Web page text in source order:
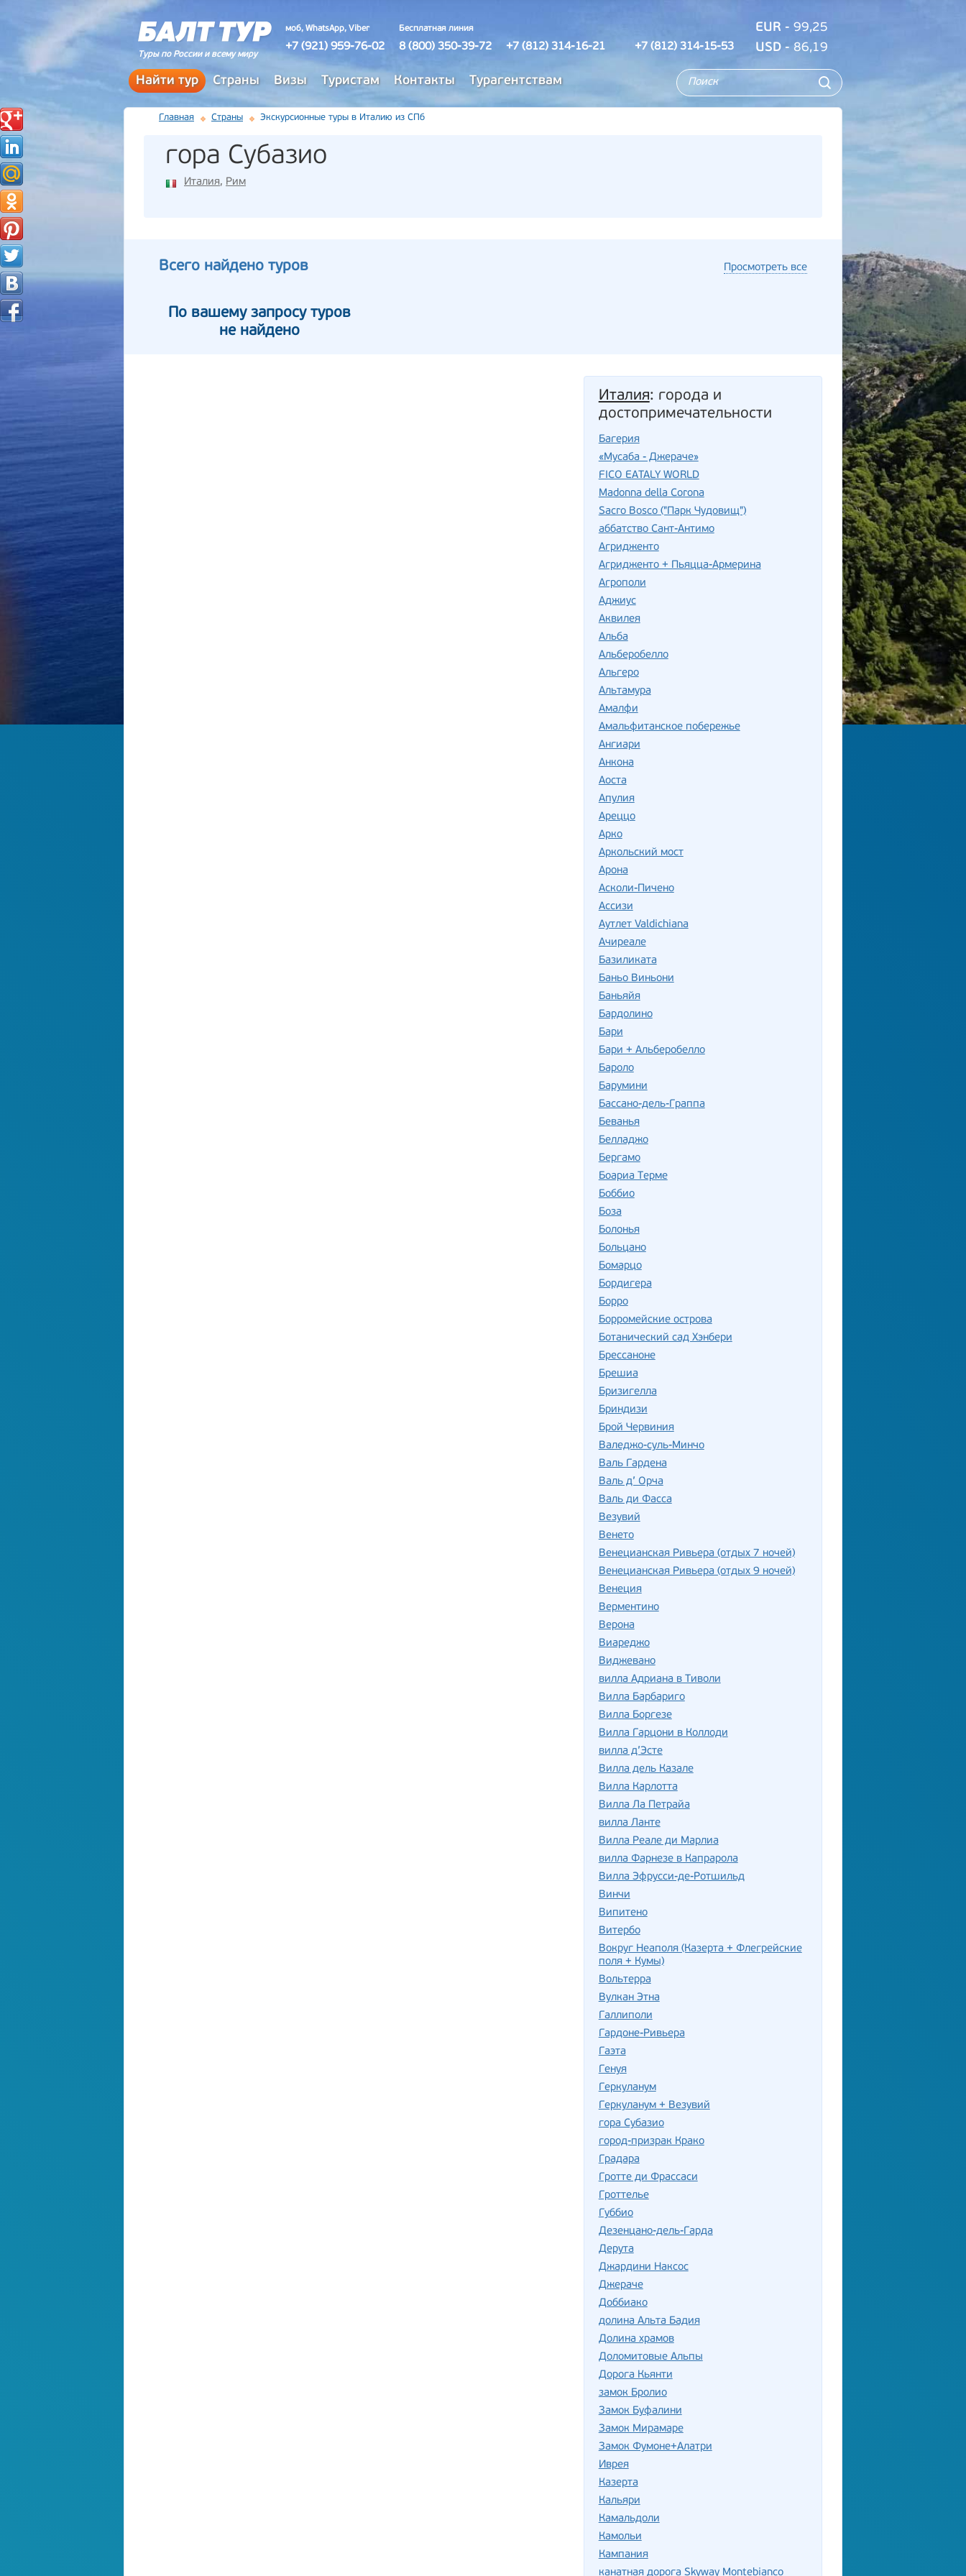
Туры по России и всему миру
моб, WhatsApp, Viber
+7 (921) 959-76-02
Бесплатная линия
8 (800) 350-39-72 +7 (812) 314-16-21 +7 (812) 314-15-53
EUR - 99,25
USD - 86,19
Найти тур Страны Визы Туристам Контакты Турагентствам
Главная Страны Экскурсионные туры в Италию из СПб
гора Субазио
Италия, Рим
Всего найдено туров Просмотреть все
По вашему запросу туров
не найдено
Италия: города и
достопримечательности
Багерия
«Мусаба - Джераче»
FICO EATALY WORLD
Madonna della Corona
Sacro Bosco ("Парк Чудовищ")
аббатство Сант-Антимо
Агридженто
Агридженто + Пьяцца-Армерина
Агрополи
Аджиус
Аквилея
Альба
Альберобелло
Альгеро
Альтамура
Амалфи
Амальфитанское побережье
Ангиари
Анкона
Аоста
Апулия
Ареццо
Арко
Аркольский мост
Арона
Асколи-Пичено
Ассизи
Аутлет Valdichiana
Ачиреале
Базиликата
Баньо Виньони
Баньяйя
Бардолино
Бари
Бари + Альберобелло
Бароло
Барумини
Бассано-дель-Граппа
Беванья
Белладжо
Бергамо
Боариа Терме
Боббио
Боза
Болонья
Больцано
Бомарцо
Бордигера
Борро
Борромейские острова
Ботанический сад Хэнбери
Брессаноне
Брешиа
Бризигелла
Бриндизи
Брой Червиния
Валеджо-суль-Минчо
Валь Гардена
Валь д’ Орча
Валь ди Фасса
Везувий
Венето
Венецианская Ривьера (отдых 7 ночей)
Венецианская Ривьера (отдых 9 ночей)
Венеция
Верментино
Верона
Виареджо
Виджевано
вилла Адриана в Тиволи
Вилла Барбариго
Вилла Боргезе
Вилла Гарцони в Коллоди
вилла д’Эсте
Вилла дель Казале
Вилла Карлотта
Вилла Ла Петрайа
вилла Ланте
Вилла Реале ди Марлиа
вилла Фарнезе в Капрарола
Вилла Эфрусси-де-Ротшильд
Винчи
Випитено
Витербо
Вокруг Неаполя (Казерта + Флегрейские
поля + Кумы)
Вольтерра
Вулкан Этна
Галлиполи
Гардоне-Ривьера
Гаэта
Генуя
Геркуланум
Геркуланум + Везувий
гора Субазио
город-призрак Крако
Градара
Гротте ди Фрассаси
Гроттелье
Губбио
Дезенцано-дель-Гарда
Дерута
Джардини Наксос
Джераче
Доббиако
долина Альта Бадия
Долина храмов
Доломитовые Альпы
Дорога Кьянти
замок Бролио
Замок Буфалини
Замок Мирамаре
Замок Фумоне+Алатри
Иврея
Казерта
Кальяри
Камальдоли
Камольи
Кампания
канатная дорога Skyway Montebianco